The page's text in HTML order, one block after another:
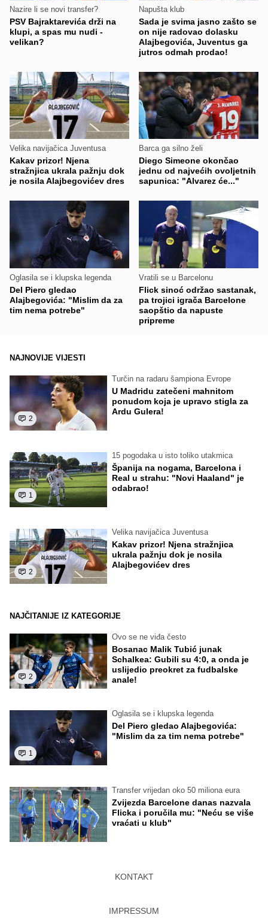
Nazire li se novi transfer?
PSV Bajraktarevića drži na
klupi, a spas mu nudi -
velikan?
Napušta klub
Sada je svima jasno zašto se
on nije radovao dolasku
Alajbegovića, Juventus ga
jutros odmah prodao!
Velika navijačica Juventusa
Kakav prizor! Njena
stražnjica ukrala pažnju dok
je nosila Alajbegovićev dres
Barca ga silno želi
Diego Simeone okončao
jednu od najvećih ovoljetnih
sapunica: "Alvarez će..."
Oglasila se i klupska legenda
Del Piero gledao
Alajbegovića: "Mislim da za
tim nema potrebe"
Vratili se u Barcelonu
Flick sinoć održao sastanak,
pa trojici igrača Barcelone
saopštio da napuste
pripreme
NAJNOVIJE VIJESTI
2
Turčin na radaru šampiona Evrope
U Madridu zatečeni mahnitom
ponudom koja je upravo stigla za
Ardu Gulera!
1
15 pogodaka u isto toliko utakmica
Španija na nogama, Barcelona i
Real u strahu: "Novi Haaland" je
odabrao!
2
Velika navijačica Juventusa
Kakav prizor! Njena stražnjica
ukrala pažnju dok je nosila
Alajbegovićev dres
NAJČITANIJE IZ KATEGORIJE
2
Ovo se ne viđa često
Bosanac Malik Tubić junak
Schalkea: Gubili su 4:0, a onda je
uslijedio preokret za fudbalske
anale!
1
Oglasila se i klupska legenda
Del Piero gledao Alajbegovića:
"Mislim da za tim nema potrebe"
Transfer vrijedan oko 50 miliona eura
Zvijezda Barcelone danas nazvala
Flicka i poručila mu: "Neću se više
vraćati u klub"
KONTAKT
IMPRESSUM